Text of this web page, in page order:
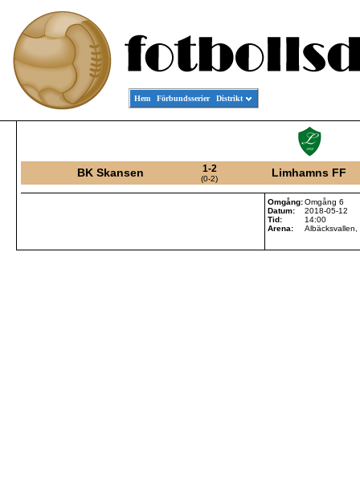
Hem Förbundsserier Distrikt
BK Skansen 1-2
(0-2) Limhamns FF
Omgång:Omgång 6
Datum:
2018-05-12
Tid:
14:00
Arena:
Albäcksvallen,